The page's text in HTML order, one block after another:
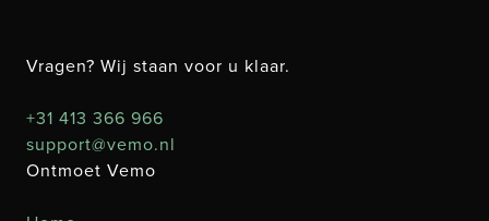
Vragen? Wij staan voor u klaar.
+31 413 366 966
support@vemo.nl
Ontmoet Vemo